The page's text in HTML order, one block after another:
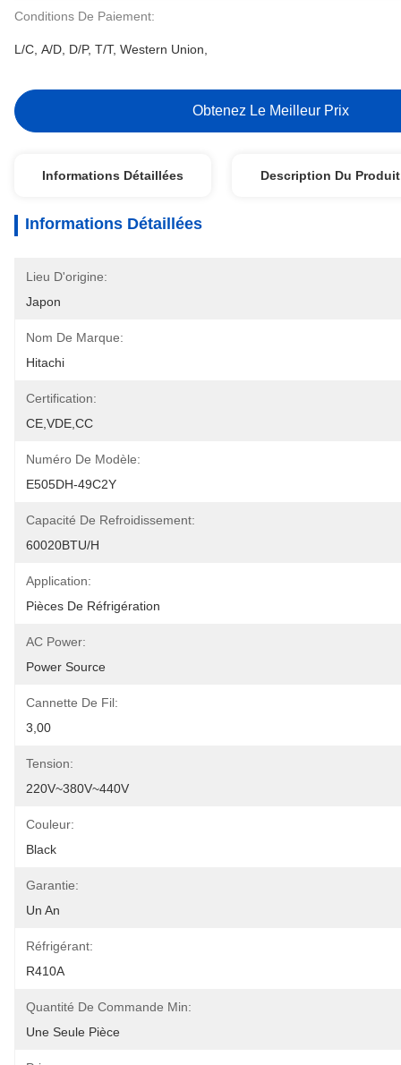
Conditions De Paiement:
L/C, A/D, D/P, T/T, Western Union,
Obtenez Le Meilleur Prix
Informations Détaillées Description Du Produit
Informations Détaillées
Lieu D'origine:
Japon
Nom De Marque:
Hitachi
Certification:
CE,VDE,CC
Numéro De Modèle:
E505DH-49C2Y
Capacité De Refroidissement:
60020BTU/H
Application:
Pièces De Réfrigération
AC Power:
Power Source
Cannette De Fil:
3,00
Tension:
220V~380V~440V
Couleur:
Black
Garantie:
Un An
Réfrigérant:
R410A
Quantité De Commande Min:
Une Seule Pièce